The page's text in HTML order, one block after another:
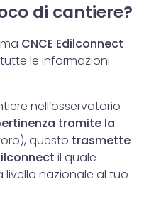
di cantiere?
CNCE Edilconnect
le informazioni
nell’osservatorio
tramite la
questo trasmette
il quale
nazionale al tuo